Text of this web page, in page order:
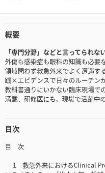
概要
「専門分野」などと言ってられ
外傷も感染症も眼科の知識も必要
領域問わず救急外来でよく遭遇
践×エビデンスで日々のルーチン
教科書通りにいかない臨床現場で
満載．研修医にも，現場で活躍中
目次
目 次
1 救急外来におけるClinical